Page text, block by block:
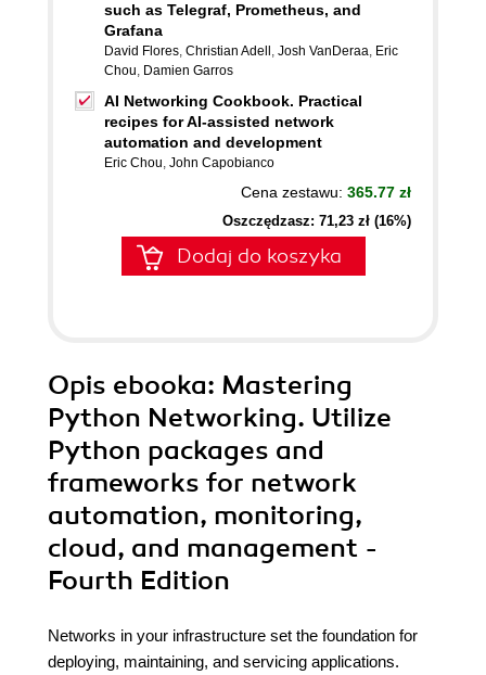
such as Telegraf, Prometheus, and
Grafana
David Flores, Christian Adell , Josh VanDeraa, Eric
Chou, Damien Garros
AI Networking Cookbook. Practical
recipes for AI-assisted network
automation and development
Eric Chou, John Capobianco
Cena zestawu: 365.77 zł
Oszczędzasz: 71,23 zł (16%)
Dodaj do koszyka
Opis ebooka: Mastering
Python Networking. Utilize
Python packages and
frameworks for network
automation, monitoring,
cloud, and management -
Fourth Edition
Networks in your infrastructure set the foundation for
deploying, maintaining, and servicing applications.